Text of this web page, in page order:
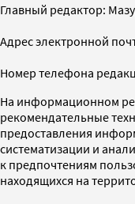
Главный редактор:
Адрес электронной
Номер телефона
На информационном
рекомендательные
предоставления
систематизации и
к предпочтениям
находящихся на